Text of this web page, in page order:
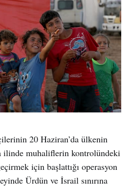
20 Haziran’da ülkenin
ilinde muhaliflerin kontrolündeki
için başlattığı operasyon
Ürdün ve İsrail sınırına